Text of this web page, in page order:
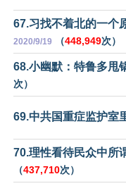
67.习找不着北的一个
2020/9/19 （448,949次）
68.小幽默：特鲁多甩
次）
69.中共国重症监护室
70.理性看待民众中所
（437,710次）